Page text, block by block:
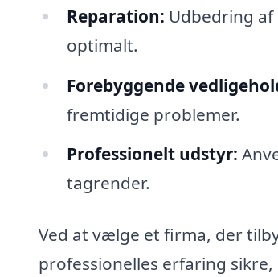
Reparation: Udbedring
optimalt.
Forebyggende
fremtidige problemer.
Professionelt udstyr:
tagrender.
Ved at vælge et firma, der
professionelles erfaring